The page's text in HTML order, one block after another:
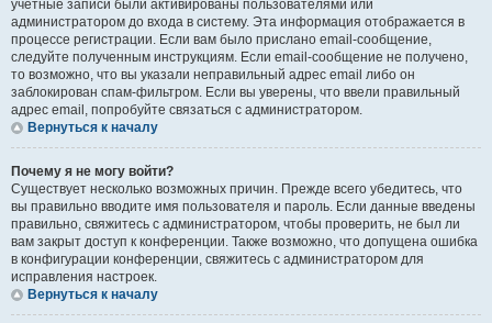
учётные записи были активированы пользователями или
администратором до входа в систему. Эта информация отображается в
процессе регистрации. Если вам было прислано email-сообщение,
следуйте полученным инструкциям. Если email-сообщение не получено,
то возможно, что вы указали неправильный адрес email либо он
заблокирован спам-фильтром. Если вы уверены, что ввели правильный
адрес email, попробуйте связаться с администратором.
Вернуться к началу
Почему я не могу войти?
Существует несколько возможных причин. Прежде всего убедитесь, что
вы правильно вводите имя пользователя и пароль. Если данные введены
правильно, свяжитесь с администратором, чтобы проверить, не был ли
вам закрыт доступ к конференции. Также возможно, что допущена ошибка
в конфигурации конференции, свяжитесь с администратором для
исправления настроек.
Вернуться к началу